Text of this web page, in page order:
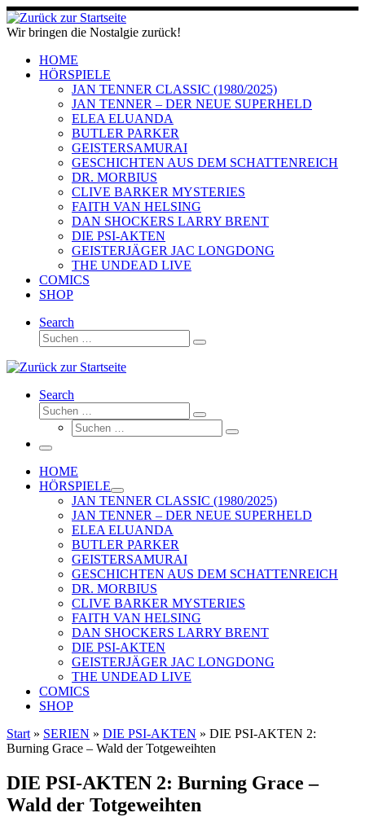
Zum
Inhalt
springen
Wir bringen die Nostalgie zurück!
HOME
HÖRSPIELE
JAN TENNER CLASSIC (1980/2025)
JAN TENNER – DER NEUE SUPERHELD
ELEA ELUANDA
BUTLER PARKER
GEISTERSAMURAI
GESCHICHTEN AUS DEM SCHATTENREICH
DR. MORBIUS
CLIVE BARKER MYSTERIES
FAITH VAN HELSING
DAN SHOCKERS LARRY BRENT
DIE PSI-AKTEN
GEISTERJÄGER JAC LONGDONG
THE UNDEAD LIVE
COMICS
SHOP
Search
Suche
Suchen …
Search
Suche
Suchen …
Suche
Suchen …
Menü
HOME
HÖRSPIELE
JAN TENNER CLASSIC (1980/2025)
JAN TENNER – DER NEUE SUPERHELD
ELEA ELUANDA
BUTLER PARKER
GEISTERSAMURAI
GESCHICHTEN AUS DEM SCHATTENREICH
DR. MORBIUS
CLIVE BARKER MYSTERIES
FAITH VAN HELSING
DAN SHOCKERS LARRY BRENT
DIE PSI-AKTEN
GEISTERJÄGER JAC LONGDONG
THE UNDEAD LIVE
COMICS
SHOP
Start » SERIEN » DIE PSI-AKTEN » DIE PSI-AKTEN 2:
Burning Grace – Wald der Totgeweihten
DIE PSI-AKTEN 2: Burning Grace –
Wald der Totgeweihten